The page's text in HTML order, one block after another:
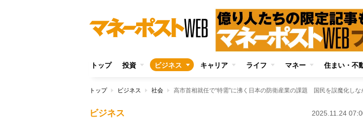
トップ 投資 ビジネス キャリア ライフ マネー 住まい・不
トップ ビジネス 社会
ビジネス 2025.11.24